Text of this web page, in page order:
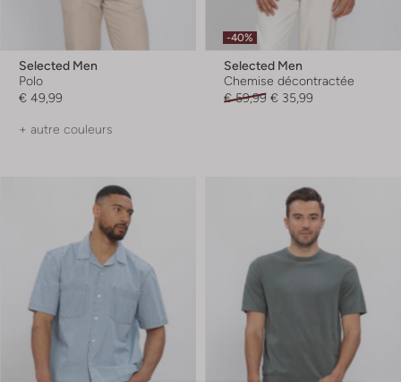
Selected Men
Polo
€ 49,99
+ autre couleurs
-40%
Selected Men
Chemise décontractée
€ 59,99 € 35,99